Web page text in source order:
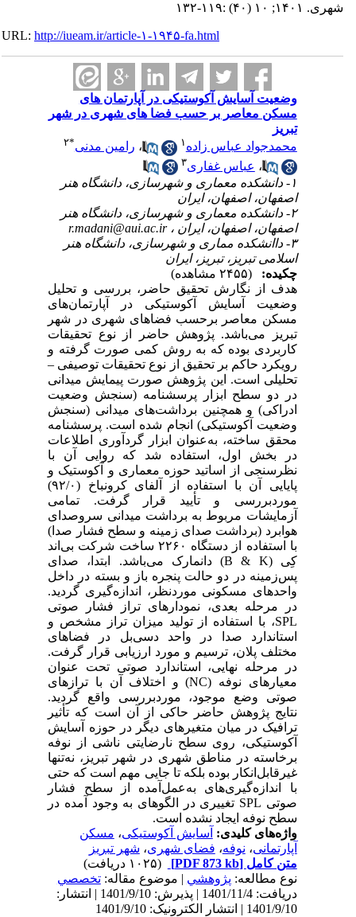
شهری. ۱۴۰۱; ۱۰ (۴۰) :۱۱۹-۱۳۲
URL:http://iueam.ir/article-۱-۱۹۴۵-fa.html
وضعیت آسایش آکوستیکی در آپارتمان ‌های
مسکن معاصر بر حسب فضا های شهری در شهر
تبریز
محمدجواد عباس ‎زاده
۱ ،رامین مدنی ۲
،عباس غفاری
۱- دانشکده معماری و شهرسازی، دانشگاه هنر
اصفهان، اصفهان، ایران
۲- دانشکده معماری و شهرسازی، دانشگاه هنر
اصفهان، اصفهان، ایران ، r.madani@aui.ac.ir
۳- داانشکده مماری و شهرسازی، دانشگاه هنر
اسلامی تبریز، تبریز، ایران
چکیده:
هدف از نگارش تحقیق حاضر، بررسی و تحلیل
وضعیت آسایش آکوستیکی در آپارتمان‌های
مسکن معاصر برحسب فضاهای شهری در شهر
تبریز می‌باشد. پژوهش حاضر از نوع تحقیقات
کاربردی بوده که به روش کمی صورت گرفته و
رویکرد حاکم بر تحقیق از نوع تحقیقات توصیفی –
تحلیلی است. این پژوهش صورت پیمایش میدانی
در دو سطح ابزار پرسشنامه (سنجش وضعیت
ادراکی) و همچنین برداشت‌های میدانی (سنجش
وضعیت آکوستیکی) انجام‌ شده است. پرسشنامه
محقق‎ ساخته، به‌عنوان ابزار گردآوری اطلاعات
در بخش اول، استفاده شد که روایی آن با
نظرسنجی از اساتید حوزه معماری و آکوستیک و
پایایی آن با استفاده از آلفای کرونباخ (۹۲/۰)
موردبررسی و تأیید قرار گرفت. تمامی
آزمایشات مربوط به برداشت میدانی سروصدای
هوابرد (برداشت صدای زمینه و سطح فشار صدا)
با استفاده از دستگاه ۲۲۶۰ ساخت شرکت بی‌اند
کِی (B & K) دانمارک می‌باشد. ابتدا، صدای
پس‌زمینه در دو حالت پنجره باز و بسته در داخل
واحدهای مسکونی موردنظر، اندازه‌گیری گردید.
در مرحله بعدی، نمودارهای تراز فشار صوتی
SPL، با استفاده از تولید میزان تراز مشخص و
استاندارد صدا در واحد دسی‌بل در فضاهای
مختلف پلان، ترسیم و مورد ارزیابی قرار گرفت.
در مرحله نهایی، استاندارد صوتی تحت عنوان
معیارهای نوفه (NC) و اختلاف آن با ترازهای
صوتی وضع موجود، موردبررسی واقع گردید.
نتایج پژوهش حاضر حاکی از آن است که تأثیر
ترافیک در میان متغیرهای دیگر در حوزه آسایش
آکوستیکی، روی سطح نارضایتی ناشی از نوفه
برخاسته در مناطق شهری در شهر تبریز، نه‌تنها
غیرقابل‌انکار بوده بلکه تا جایی مهم است که حتی
با اندازه‌گیری‌های به‌عمل‌آمده از سطح فشار
صوتی SPL تغییری در الگوهای به وجود آمده در
سطح نوفه ایجاد نشده است.
واژه‌های کلیدی:آسایش آکوستیکی،مسکن
آپارتمانی،نوفه،فضای شهری،شهر تبریز
متن کامل[PDF 873 kb]
نوع مطالعه:پژوهشي| موضوع مقاله:تخصصي
دریافت: 1401/11/4 | پذیرش: 1401/9/10 | انتشار:
1401/9/10 | انتشار الکترونیک: 1401/9/10